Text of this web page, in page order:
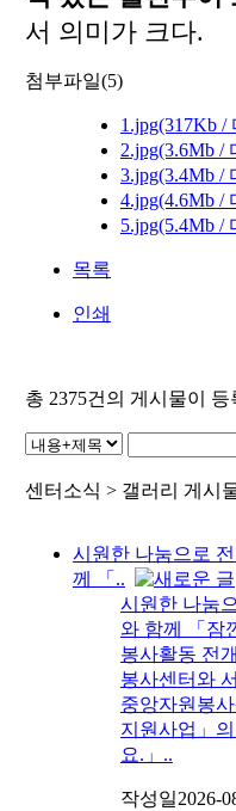
서 의미가 크다.
첨부파일(5)
1.jpg(317Kb /
2.jpg(3.6Mb /
3.jpg(3.4Mb /
4.jpg(4.6Mb /
5.jpg(5.4Mb /
목록
인쇄
총 2375건의 게시물이 등
센터소식 > 갤러리 게시
시원한 나눔으로
께 「..
시원한 나눔
와 함께 「잠
봉사활동 전
봉사센터와
중앙자원봉
지원사업」
요.」..
작성일2026-